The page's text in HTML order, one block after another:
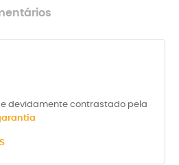
devidamente contrastado pela